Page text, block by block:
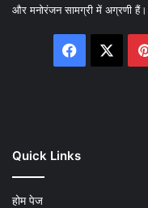
और मनोरंजन सामग्री में अग्रणी हैं।
Facebook
Quick Links
होम पेज